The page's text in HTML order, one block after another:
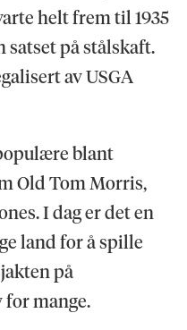
helt frem til 1935
satset på stålskaft.
av USGA
blant
Old Tom Morris,
I dag er det en
land for å spille
på
mange.